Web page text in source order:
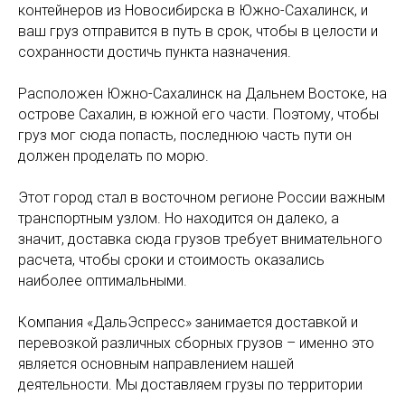
контейнеров из Новосибирска в Южно-Сахалинск, и
ваш груз отправится в путь в срок, чтобы в целости и
сохранности достичь пункта назначения.
Расположен Южно-Сахалинск на Дальнем Востоке, на
острове Сахалин, в южной его части. Поэтому, чтобы
груз мог сюда попасть, последнюю часть пути он
должен проделать по морю.
Этот город стал в восточном регионе России важным
транспортным узлом. Но находится он далеко, а
значит, доставка сюда грузов требует внимательного
расчета, чтобы сроки и стоимость оказались
наиболее оптимальными.
Компания «ДальЭспресс» занимается доставкой и
перевозкой различных сборных грузов – именно это
является основным направлением нашей
деятельности. Мы доставляем грузы по территории